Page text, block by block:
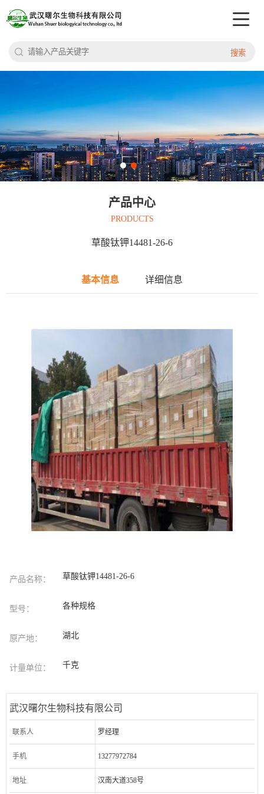
搜索
产品中心
PRODUCTS
草酸钛钾14481-26-6
基本信息 详细信息
产品名称： 草酸钛钾14481-26-6
型号： 各种规格
原产地： 湖北
计量单位： 千克
武汉曙尔生物科技有限公司
联系人 罗经理
手机 13277972784
地址 汉南大道358号